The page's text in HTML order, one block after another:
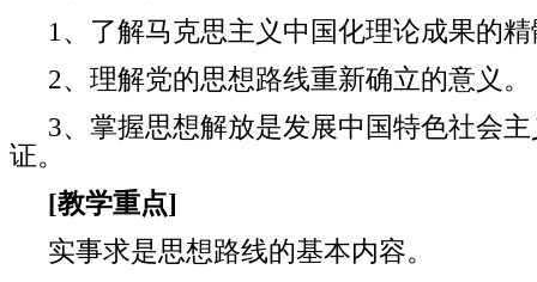
1 、了解马克思主义中国化理论成果的精
2、理解党的思想路线重新确立的意义。
3、掌握思想解放是发展中国特色社会
证。
[教学重点]
实事求是思想路线的基本内容。